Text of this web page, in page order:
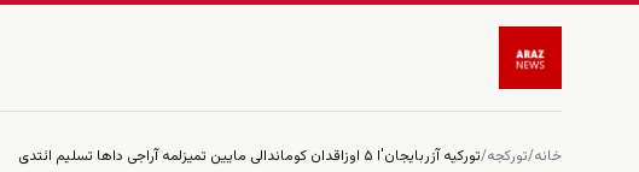
خانه/تورکجه/تورکیه آزربایجان'ا ۵ اوزاقدان کوماندالی مایین تمیزلمه آراجی داها تسلیم ائتدی